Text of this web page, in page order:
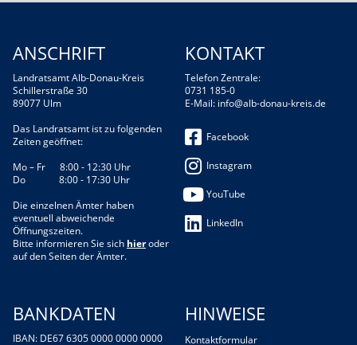
ANSCHRIFT
Landratsamt Alb-Donau-Kreis
Schillerstraße 30
89077 Ulm
Das Landratsamt ist zu folgenden
Zeiten geöffnet:
Mo – Fr 8:00 - 12:30 Uhr
Do 8:00 - 17:30 Uhr
Die einzelnen Ämter haben
eventuell abweichende
Öffnungszeiten.
Bitte informieren Sie sich hieroder
auf den Seiten der Ämter.
KONTAKT
Telefon Zentrale:
0731 185-0
E-Mail: info@alb-donau-kreis.de
Facebook
Instagram
YouTube
LinkedIn
BANKDATEN
IBAN: DE67 6305 0000 0000 0000
HINWEISE
Kontaktformular